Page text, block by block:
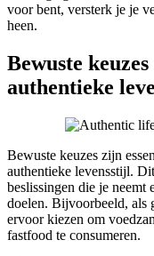
voor bent, versterk je je
heen.
Bewuste
authentieke
Bewuste keuzes zijn
authentieke levensstijl.
beslissingen die je neemt
doelen. Bijvoorbeeld, als
ervoor kiezen om
fastfood te consumeren.